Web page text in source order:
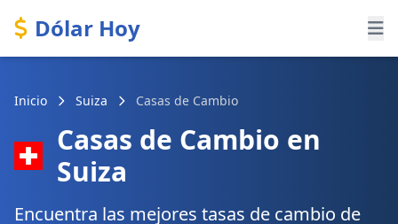
Dólar Hoy
Inicio Suiza Casas de Cambio
Casas de Cambio en
Suiza
Encuentra las mejores tasas de cambio de